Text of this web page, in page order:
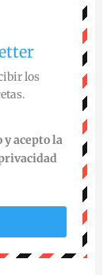
los
y acepto la